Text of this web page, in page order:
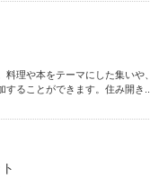
理や本をテーマにした集いや、
ることができます。住み開き...